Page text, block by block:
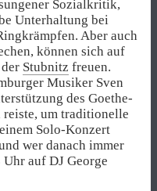
Sozialkritik,
Unterhaltung bei
Aber auch
können sich auf
Stubnitz freuen.
Musiker Sven
des Goethe-
um traditionelle
Solo-Konzert
wer danach immer
auf DJ George